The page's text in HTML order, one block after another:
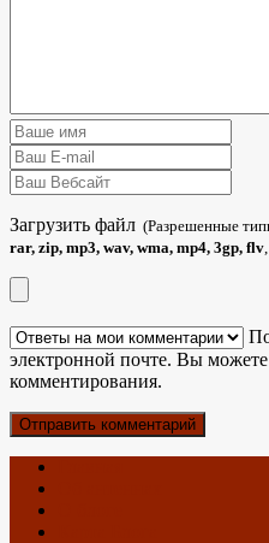
Загрузить файл (Разрешенные
rar, zip, mp3, wav, wma, mp4, 3gp, flv
электронной почте. Вы можете
комментирования.